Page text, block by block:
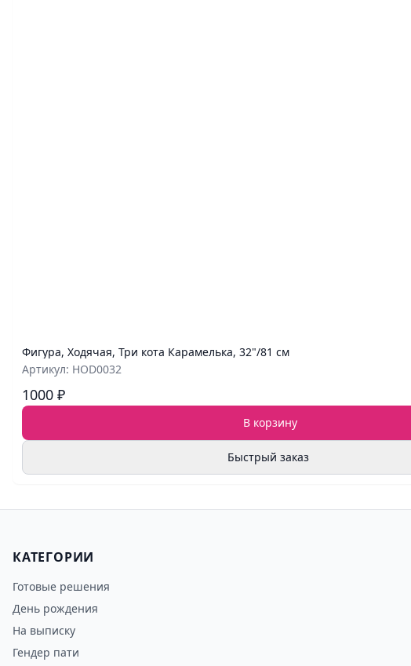
Фигура, Ходячая, Три кота Карамелька, 32"/81 см
Артикул: HOD0032
1000 ₽
В корзину
Быстрый заказ
КАТЕГОРИИ
Готовые решения
День рождения
На выписку
Гендер пати